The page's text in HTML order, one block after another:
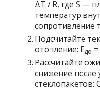
ΔT / R, где S —
температур
сопротивление
Подсчитайте
отопление: Eдо
Рассчитайте
снижение после
стеклопакетов: